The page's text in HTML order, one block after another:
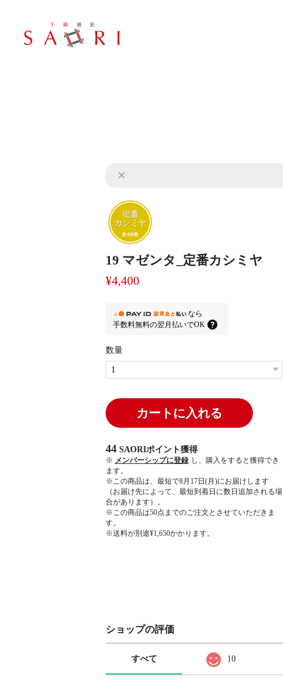
19 マゼンタ_定番カシミヤ
¥4,400
なら
手数料無料の翌月払いでOK
数量
カートに入れる
44 SAORIポイント獲得
※ メンバーシップに登録 し、購入をすると獲得でき
ます。
※この商品は、最短で8月17日(月)にお届けします
（お届け先によって、最短到着日に数日追加される場
合があります）。
※この商品は50点までのご注文とさせていただきま
す。
※送料が別途¥1,650かかります。
ショップの評価
すべて 10